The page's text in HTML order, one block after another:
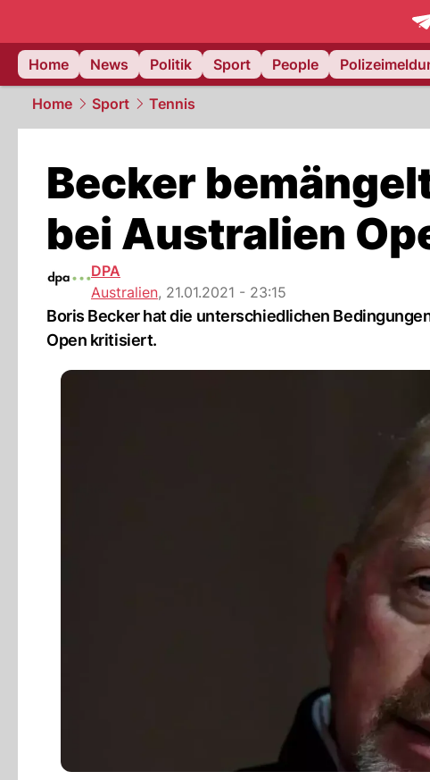
Home
News Politik Sport People
Home Sport Tennis
Becker
bei Australien
DPA
Australien, 21.01.2021 - 23:15
Boris Becker hat die unterschiedlichen
Open kritisiert.